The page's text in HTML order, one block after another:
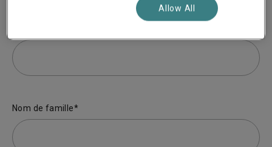
Nom de famille*
Allow All